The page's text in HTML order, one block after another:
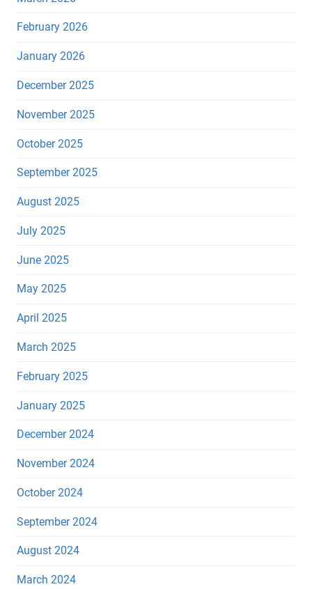
February 2026
January 2026
December 2025
November 2025
October 2025
September 2025
August 2025
July 2025
June 2025
May 2025
April 2025
March 2025
February 2025
January 2025
December 2024
November 2024
October 2024
September 2024
August 2024
March 2024